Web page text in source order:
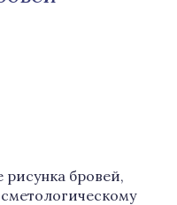
рисунка бровей,